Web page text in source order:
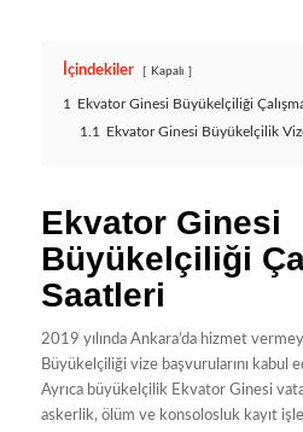
İçindekiler Kapalı
1 Ekvator Ginesi Büyükelçiliği
1.1 Ekvator Ginesi Büyükelçilik
Ekvator Ginesi
Büyükelçiliği
Saatleri
2019 yılında Ankara’da hizmet
Büyükelçiliği vize başvurularını kabul
Ayrıca büyükelçilik Ekvator Ginesi
askerlik, ölüm ve konsolosluk kayıt